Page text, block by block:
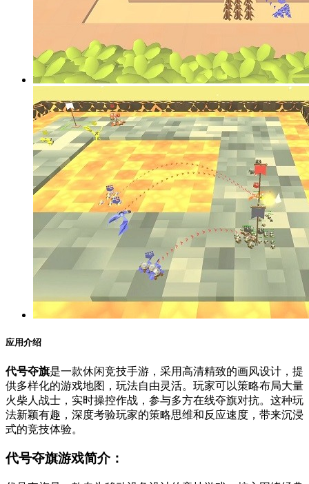
应用介绍
代号夺旗是一款休闲竞技手游，采用高清精致的画风设计，提
供多样化的游戏地图，玩法自由灵活。玩家可以策略布局大量
火柴人战士，实时操控作战，参与多方在线夺旗对抗。这种玩
法新颖有趣，深度考验玩家的策略思维和反应速度，带来沉浸
式的竞技体验。
代号夺旗游戏简介：